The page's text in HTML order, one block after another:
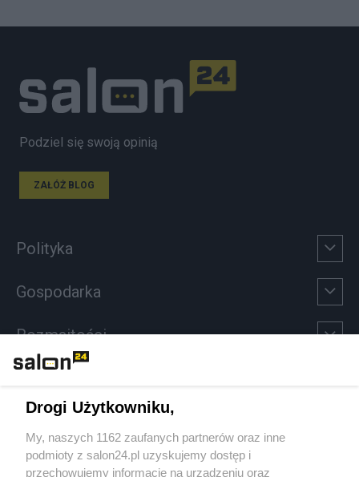
Podziel się swoją opinią
ZAŁÓŻ BLOG
Polityka
Gospodarka
Rozmaitości
Sport
Społeczeństwo
Drogi Użytkowniku,
My, naszych 1162 zaufanych partnerów oraz inne
podmioty z salon24.pl uzyskujemy dostęp i
przechowujemy informacje na urządzeniu oraz